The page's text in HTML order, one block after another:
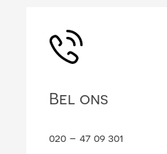
Bel ons
020 – 47 09 301